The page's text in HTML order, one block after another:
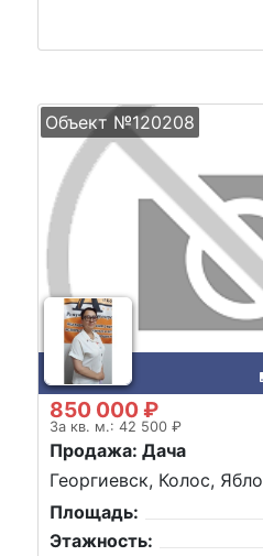
Объект №120208
850 000 ₽
За кв. м.: 42 500 ₽
Продажа: Дача
Георгиевск, Колос,
Площадь:
Этажность: